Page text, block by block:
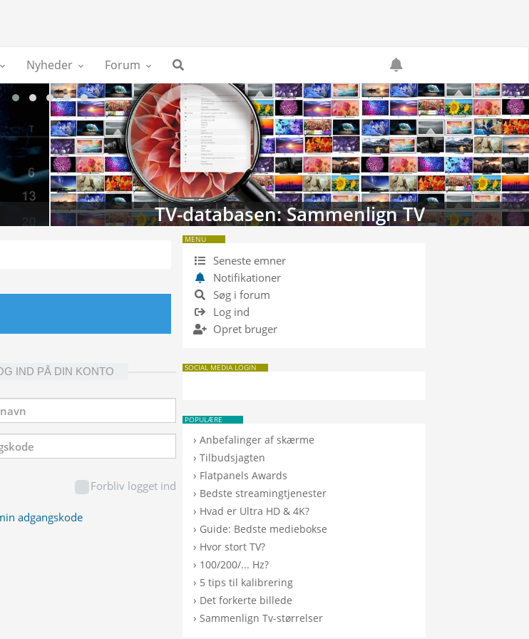
Nyheder Forum
TV-databasen: Sammenlign TV
IND PÅ DIN KONTO
Forbliv logget ind
adgangskode
MENU
Seneste emner
Notifikationer
Søg i forum
Log ind
Opret bruger
SOCIAL MEDIA LOGIN
POPULÆRE
›Anbefalinger af skærme
›Tilbudsjagten
› Flatpanels Awards
› Bedste streamingtjenester
› Hvad er Ultra HD & 4K?
› Guide: Bedste mediebokse
› Hvor stort TV?
› 100/200/... Hz?
› 5 tips til kalibrering
› Det forkerte billede
›Sammenlign Tv-størrelser